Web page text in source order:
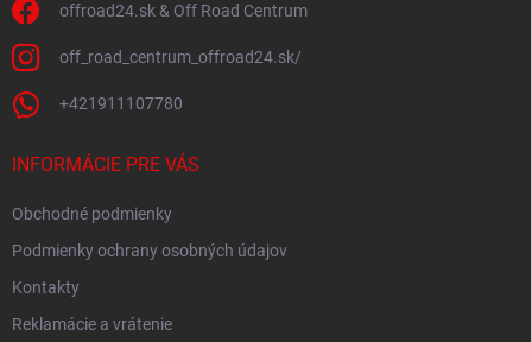
offroad24.sk & Off Road Centrum
off_road_centrum_offroad24.sk/
+421911107780
INFORMÁCIE PRE VÁS
Obchodné podmienky
Podmienky ochrany osobných údajov
Kontakty
Reklamácie a vrátenie